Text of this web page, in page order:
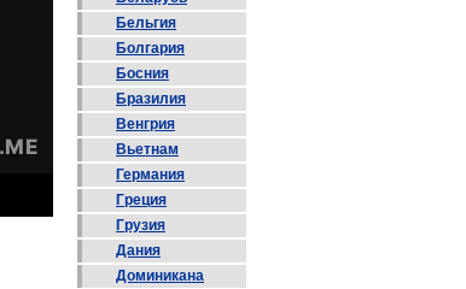
Бельгия
Болгария
Босния
Бразилия
Венгрия
Вьетнам
Германия
Греция
Грузия
Дания
Доминикана